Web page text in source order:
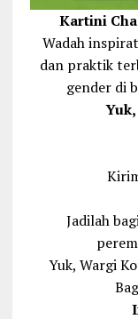
Kartini
Wadah
dan praktik
gender di
Jadilah
Yuk, Wargi